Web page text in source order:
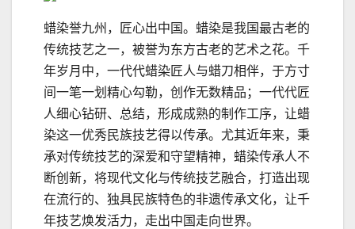
蜡染誉九州，匠心出中国。蜡染是我国最古老的
传统技艺之一，被誉为东方古老的艺术之花。千
年岁月中，一代代蜡染匠人与蜡刀相伴，于方寸
间一笔一划精心勾勒，创作无数精品；一代代匠
人细心钻研、总结，形成成熟的制作工序，让蜡
染这一优秀民族技艺得以传承。尤其近年来，秉
承对传统技艺的深爱和守望精神，蜡染传承人不
断创新，将现代文化与传统技艺融合，打造出现
在流行的、独具民族特色的非遗传承文化，让千
年技艺焕发活力，走出中国走向世界。